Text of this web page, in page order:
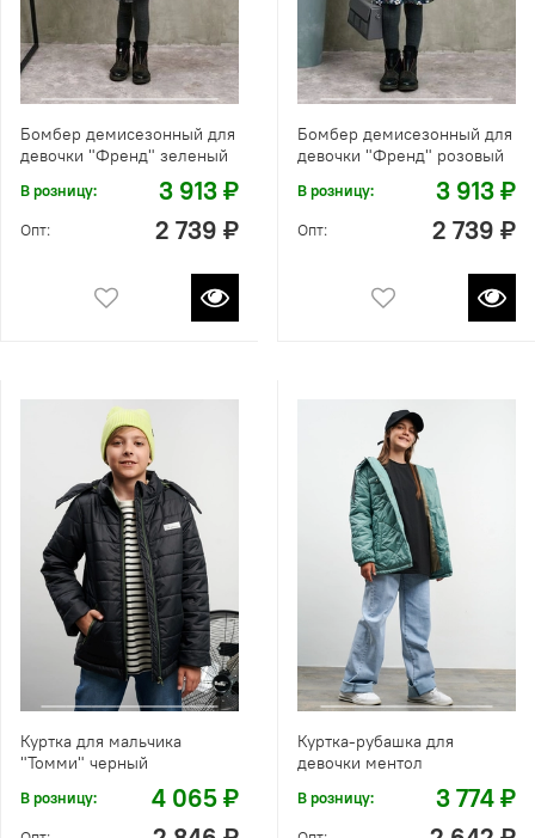
Бомбер демисезонный для
девочки "Френд" зеленый
В розницу: 3 913 ₽
Опт: 2 739 ₽
Бомбер демисезонный для
девочки "Френд" розовый
В розницу: 3 913 ₽
Опт: 2 739 ₽
Куртка для мальчика
"Томми" черный
В розницу: 4 065 ₽
Куртка-рубашка для
девочки ментол
В розницу: 3 774 ₽